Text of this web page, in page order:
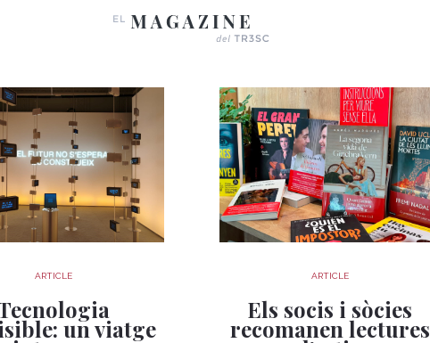
ARTICLE
un viatge
ARTICLE
Els socis i sòcies
recomanen lectures